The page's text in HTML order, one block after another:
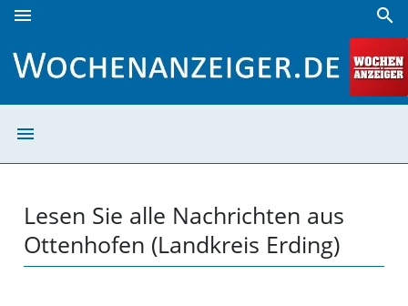
menu search
menu
Lesen Sie alle Nachrichten aus
Ottenhofen (Landkreis Erding)